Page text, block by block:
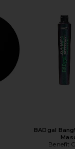
BADgal
Benefit